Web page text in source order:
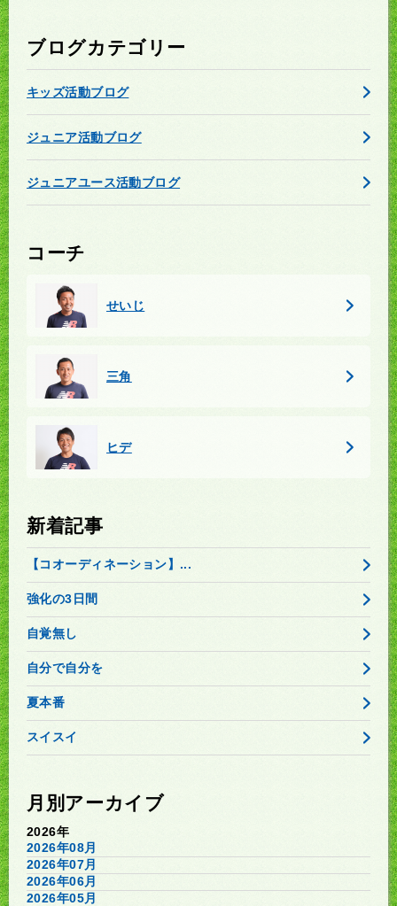
ブログカテゴリー
キッズ活動ブログ
ジュニア活動ブログ
ジュニアユース活動ブログ
コーチ
せいじ
三角
ヒデ
新着記事
【コオーディネーション】...
強化の3日間
自覚無し
自分で自分を
夏本番
スイスイ
月別アーカイブ
2026年
2026年08月
2026年07月
2026年06月
2026年05月